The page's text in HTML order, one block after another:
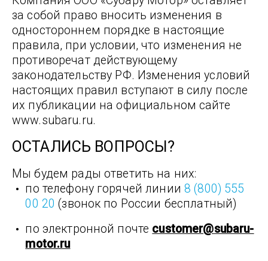
за собой право вносить изменения в
одностороннем порядке в настоящие
правила, при условии, что изменения не
противоречат действующему
законодательству РФ. Изменения условий
настоящих правил вступают в силу после
их публикации на официальном сайте
www.subaru.ru.
ОСТАЛИСЬ ВОПРОСЫ?
Мы будем рады ответить на них:
по телефону горячей линии8 (800) 555
00 20 (звонок по России бесплатный)
по электронной почте customer@subaru-
motor.ru